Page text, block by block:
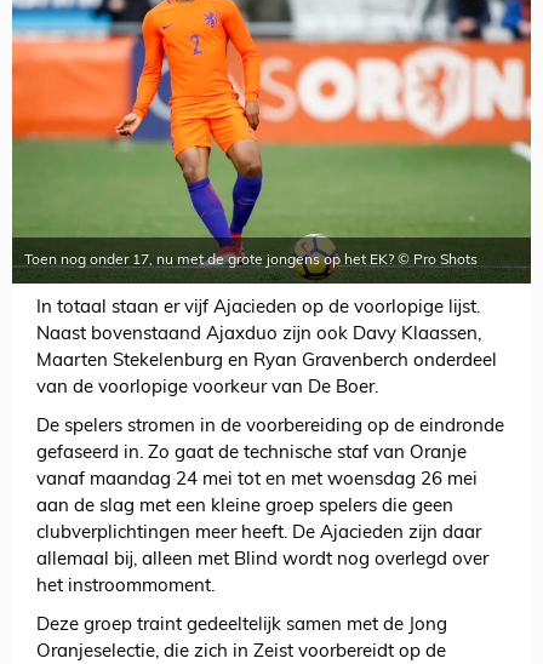
Toen nog onder 17, nu met de grote jongens op het EK? © Pro Shots
In totaal staan er vijf Ajacieden op de voorlopige lijst.
Naast bovenstaand Ajaxduo zijn ook Davy Klaassen,
Maarten Stekelenburg en Ryan Gravenberch onderdeel
van de voorlopige voorkeur van De Boer.
De spelers stromen in de voorbereiding op de eindronde
gefaseerd in. Zo gaat de technische staf van Oranje
vanaf maandag 24 mei tot en met woensdag 26 mei
aan de slag met een kleine groep spelers die geen
clubverplichtingen meer heeft. De Ajacieden zijn daar
allemaal bij, alleen met Blind wordt nog overlegd over
het instroommoment.
Deze groep traint gedeeltelijk samen met de Jong
Oranjeselectie, die zich in Zeist voorbereidt op de